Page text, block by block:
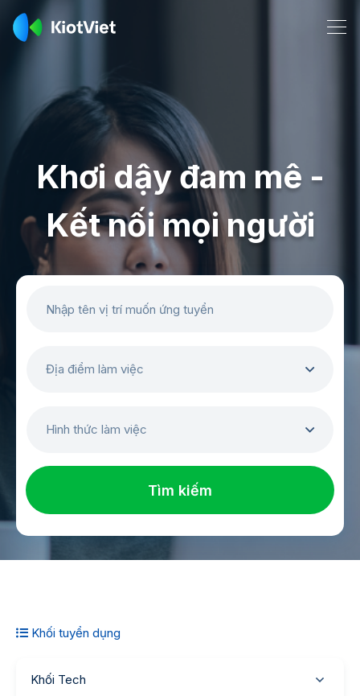
Khơi dậy đam mê -
Kết nối mọi người
Địa điểm làm việc
Hình thức làm việc
Tìm kiếm
Khối tuyển dụng
Khối Tech